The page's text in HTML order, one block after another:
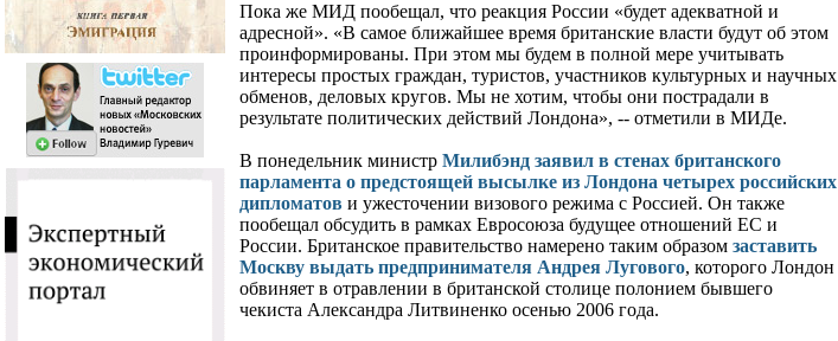
Пока же МИД пообещал, что реакция России «будет адекватной и
адресной». «В самое ближайшее время британские власти будут об этом
проинформированы. При этом мы будем в полной мере учитывать
интересы простых граждан, туристов, участников культурных и научных
обменов, деловых кругов. Мы не хотим, чтобы они пострадали в
результате политических действий Лондона», -- отметили в МИДе.
В понедельник министр Милибэнд заявил в стенах британского
парламента о предстоящей высылке из Лондона четырех российских
дипломатов и ужесточении визового режима с Россией. Он также
пообещал обсудить в рамках Евросоюза будущее отношений ЕС и
России. Британское правительство намерено таким образом заставить
Москву выдать предпринимателя Андрея Лугового, которого Лондон
обвиняет в отравлении в британской столице полонием бывшего
чекиста Александра Литвиненко осенью 2006 года.